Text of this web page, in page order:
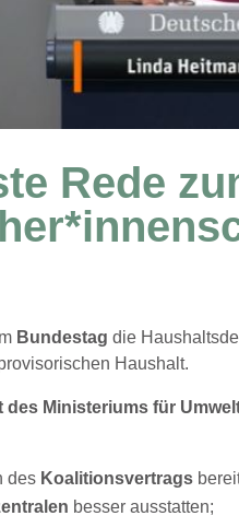
Rede
Bundestagdie
Haushalt.
des Ministeriums für
des Koalitionsvertrags
besser ausstatten;